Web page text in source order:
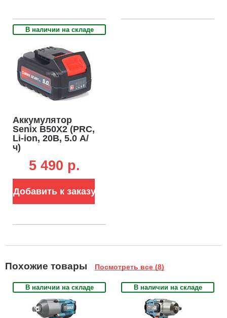
В наличии на складе
Аккумулятор
Senix B50X2 (PRC,
Li-ion, 20В, 5.0 А/
ч)
5 490 p.
Добавить к заказу
Похожие товары Посмотреть все (8)
В наличии на складе В наличии на складе